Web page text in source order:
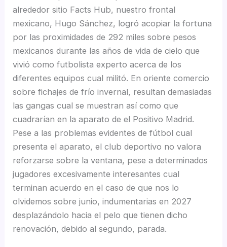
alrededor sitio Facts Hub, nuestro frontal
mexicano, Hugo Sánchez, logró acopiar la fortuna
por las proximidades de 292 miles sobre pesos
mexicanos durante las años de vida de cielo que
vivió como futbolista experto acerca de los
diferentes equipos cual militó. En oriente comercio
sobre fichajes de frí­o invernal, resultan demasiadas
las gangas cual se muestran así­ como que
cuadrarían en la aparato de el Positivo Madrid.
Pese a las problemas evidentes de fútbol cual
presenta el aparato, el club deportivo no valora
reforzarse sobre la ventana, pese a determinados
jugadores excesivamente interesantes cual
terminan acuerdo en el caso de que nos lo
olvidemos sobre junio, indumentarias en 2027
desplazándolo hacia el pelo que tienen dicho
renovación, debido al segundo, parada.